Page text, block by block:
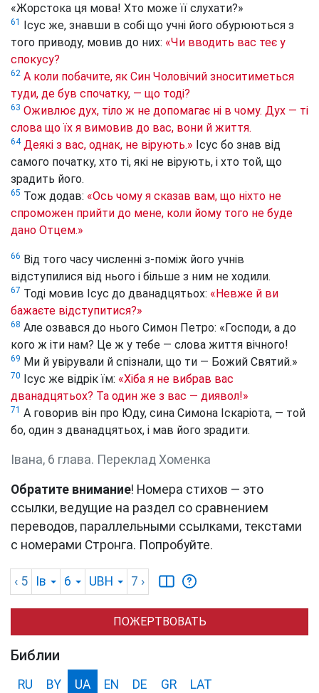
«Жорстока ця мова! Хто може її слухати?»
61 Ісус же, знавши в собі що учні його обурюються з
того приводу, мовив до них: «Чи вводить вас теє у
спокусу?
62 А коли побачите, як Син Чоловічий зноситиметься
туди, де був спочатку, — що тоді?
63 Оживлює дух, тіло ж не допомагає ні в чому. Дух — ті
слова що їх я вимовив до вас, вони й життя.
64 Деякі з вас, однак, не вірують.» Ісус бо знав від
самого початку, хто ті, які не вірують, і хто той, що
зрадить його.
65 Тож додав: «Ось чому я сказав вам, що ніхто не
спроможен прийти до мене, коли йому того не буде
дано Отцем.»
66 Від того часу численні з-поміж його учнів
відступилися від нього і більше з ним не ходили.
67 Тоді мовив Ісус до дванадцятьох: «Невже й ви
бажаєте відступитися?»
68 Але озвався до нього Симон Петро: «Господи, а до
кого ж іти нам? Це ж у тебе — слова життя вічного!
69 Ми й увірували й спізнали, що ти — Божий Святий.»
70 Ісус же відрік їм: «Хіба я не вибрав вас
дванадцятьох? Та один же з вас — диявол!»
71 А говорив він про Юду, сина Симона Іскаріота, — той
бо, один з дванадцятьох, і мав його зрадити.
Івана, 6 глава. Переклад Хоменка
Обратите внимание! Номера стихов — это
ссылки, ведущие на раздел со сравнением
переводов, параллельными ссылками, текстами
с номерами Стронга. Попробуйте.
‹ 5 Ів 6 UBH 7 ›
ПОЖЕРТВОВАТЬ
Библии
RU BY UA EN DE GR LAT